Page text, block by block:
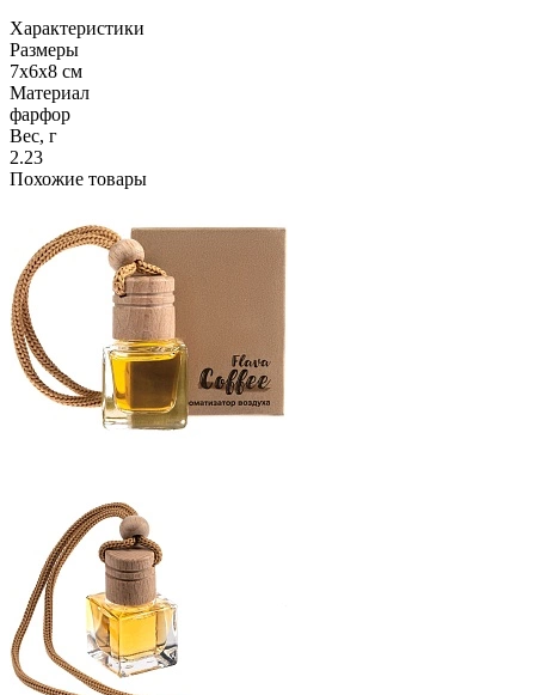
Характеристики
Размеры
7х6х8 см
Материал
фарфор
Вес, г
2.23
Похожие товары